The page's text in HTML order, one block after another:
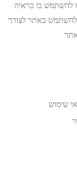
להשתמש בו כראיה
להשתמש באתר לצורך
שימוש